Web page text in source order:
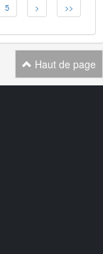
5 > >>
Haut de page